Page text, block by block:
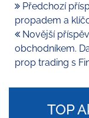
Předchozí
propadem a
Novější
obchodníkem.
prop trading s
TOP